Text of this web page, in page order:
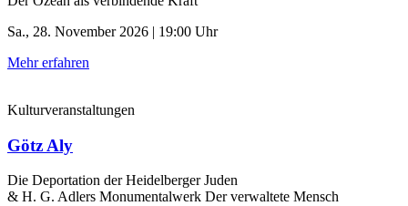
Sa., 28. November 2026 | 19:00 Uhr
Mehr erfahren
Kulturveranstaltungen
Götz Aly
Die Deportation der ­Heidelberger Juden
& H. G. Adlers Monumentalwerk Der verwaltete Mensch